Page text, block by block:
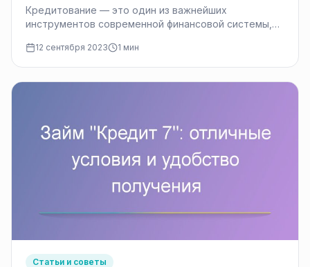
Кредитование — это один из важнейших
инструментов современной финансовой системы,
финансовые цели, будь то…
12 сентября 2023 1 мин
Статьи и советы